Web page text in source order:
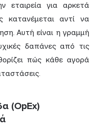
εταιρεία για αρκετά
κατανέμεται αντί να
Αυτή είναι η γραμμή
δαπάνες από τις
πώς κάθε αγορά
(OpEx)